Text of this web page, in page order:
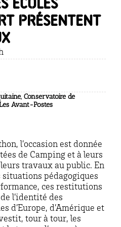
écoles
présentent
Conservatoire de
Avant-Postes
l’occasion est donnée
de Camping et à leurs
travaux au public. En
pédagogiques
ces restitutions
l’identité des
d’Europe, d’Amérique et
tour à tour, les